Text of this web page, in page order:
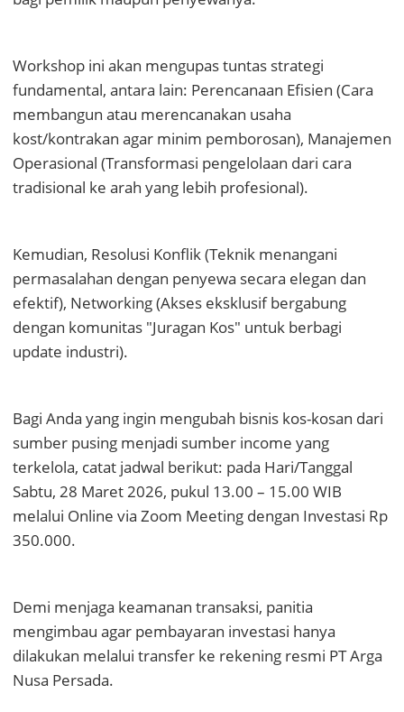
Workshop ini akan mengupas tuntas strategi
fundamental, antara lain: Perencanaan Efisien (Cara
membangun atau merencanakan usaha
kost/kontrakan agar minim pemborosan), Manajemen
Operasional (Transformasi pengelolaan dari cara
tradisional ke arah yang lebih profesional).
Kemudian, Resolusi Konflik (Teknik menangani
permasalahan dengan penyewa secara elegan dan
efektif), Networking (Akses eksklusif bergabung
dengan komunitas "Juragan Kos" untuk berbagi
update industri).
Bagi Anda yang ingin mengubah bisnis kos-kosan dari
sumber pusing menjadi sumber income yang
terkelola, catat jadwal berikut: pada Hari/Tanggal
Sabtu, 28 Maret 2026, pukul 13.00 – 15.00 WIB
melalui Online via Zoom Meeting dengan Investasi Rp
350.000.
Demi menjaga keamanan transaksi, panitia
mengimbau agar pembayaran investasi hanya
dilakukan melalui transfer ke rekening resmi PT Arga
Nusa Persada.